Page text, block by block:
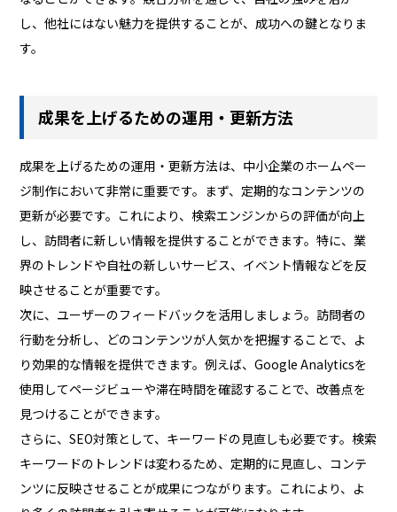
し、他社にはない魅力を提供することが、成功への鍵となりま
す。
成果を上げるための運用・更新方法
成果を上げるための運用・更新方法は、中小企業のホームペー
ジ制作において非常に重要です。まず、定期的なコンテンツの
更新が必要です。これにより、検索エンジンからの評価が向上
し、訪問者に新しい情報を提供することができます。特に、業
界のトレンドや自社の新しいサービス、イベント情報などを反
映させることが重要です。
次に、ユーザーのフィードバックを活用しましょう。訪問者の
行動を分析し、どのコンテンツが人気かを把握することで、よ
り効果的な情報を提供できます。例えば、Google Analyticsを
使用してページビューや滞在時間を確認することで、改善点を
見つけることができます。
さらに、SEO対策として、キーワードの見直しも必要です。検索
キーワードのトレンドは変わるため、定期的に見直し、コンテ
ンツに反映させることが成果につながります。これにより、よ